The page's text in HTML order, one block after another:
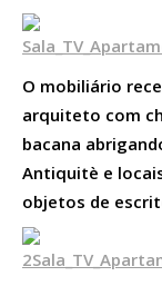
O mobiliário
arquiteto com
bacana
Antiquitè e
objetos de